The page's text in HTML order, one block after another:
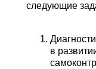
следующие
в